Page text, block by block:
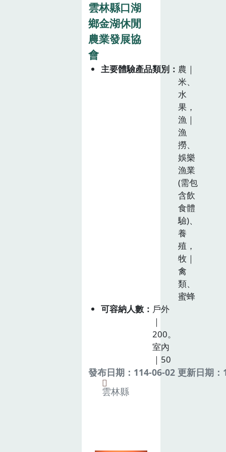
雲林縣口湖
鄉金湖休閒
農業發展協
會
主要體驗產品類別
農｜
米、
水
果，
漁｜
漁
撈、
娛樂
漁業
(需包
含飲
食體
驗)、
養
殖，
牧｜
禽
類、
蜜蜂
可容納人數
戶外
｜
200。
室內
｜50
發布日期：114-06-02 更新日期
雲林縣